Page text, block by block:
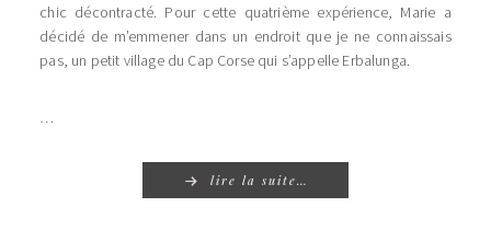
chic décontracté. Pour cette quatrième expérience, Marie a
décidé de m’emmener dans un endroit que je ne connaissais
pas, un petit village du Cap Corse qui s’appelle Erbalunga.
…
lire la suite…